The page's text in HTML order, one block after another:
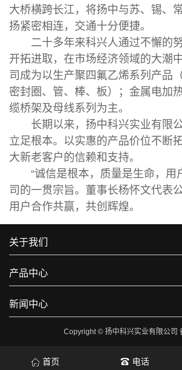
大桥横跨长江，将扬中与苏、锡、
扬紧密相连，交通十分便捷。
二十多年来科兴人通过不懈的努
开拓进取，在市场经济领域的大潮
司成为以生产聚四氟乙烯系列产品
密封圈、管、棒、板）；金属电加
缆桥架及母线系列为主。
长期以来，扬中科兴实业有限
立足根本。以实惠的产品价位不断
大新老客户的信赖和支持。
“诚信是根本，质量是生命，用
司的一贯宗旨。董事长杨怀文代表
用户合作共赢，共创辉煌。
关于我们
产品中心
新闻中心
Copyright © 扬中科兴实业有限公司
首页 电话